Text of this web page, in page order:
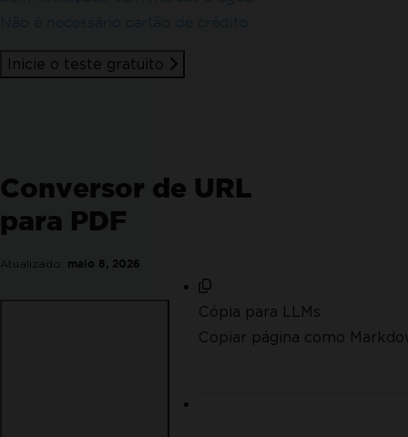
Não é necessário cartão de crédito.
Inicie o teste gratuito
Conversor de URL
para PDF
Atualizado: maio 8, 2026
Cópia para LLMs
Copiar página como